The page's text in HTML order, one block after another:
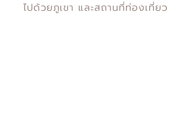
ไปด้วยภูเขา และสถานที่ท่องเที่ยว